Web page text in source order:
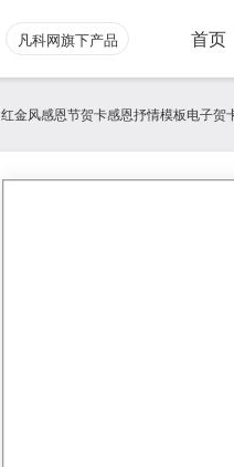
凡科网旗下产品 首页
红金风感恩节贺卡感恩抒情模板电子贺